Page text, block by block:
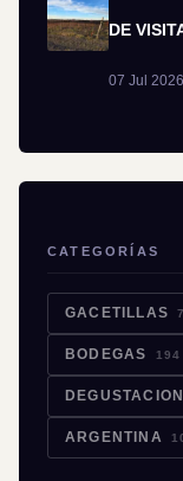
DE
07 Jul
CATEGORÍAS
GACETILLAS
BODEGAS 194
ARGENTINA